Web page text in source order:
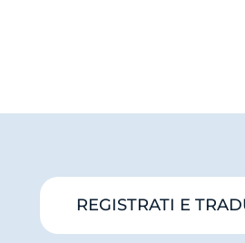
REGISTRATI E